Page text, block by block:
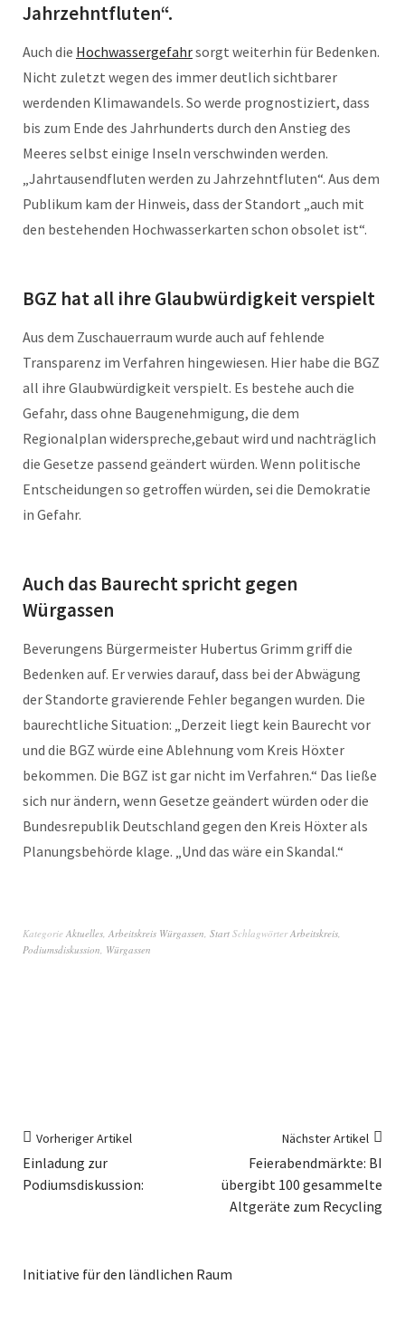
Jahrzehntfluten“.
Auch die Hochwassergefahrsorgt weiterhin für Bedenken.
Nicht zuletzt wegen des immer deutlich sichtbarer
werdenden Klimawandels. So werde prognostiziert, dass
bis zum Ende des Jahrhunderts durch den Anstieg des
Meeres selbst einige Inseln verschwinden werden.
„Jahrtausendfluten werden zu Jahrzehntfluten“. Aus dem
Publikum kam der Hinweis, dass der Standort „auch mit
den bestehenden Hochwasserkarten schon obsolet ist“.
BGZ hat all ihre Glaubwürdigkeit verspielt
Aus dem Zuschauerraum wurde auch auf fehlende
Transparenz im Verfahren hingewiesen. Hier habe die BGZ
all ihre Glaubwürdigkeit verspielt. Es bestehe auch die
Gefahr, dass ohne Baugenehmigung, die dem
Regionalplan widerspreche,gebaut wird und nachträglich
die Gesetze passend geändert würden. Wenn politische
Entscheidungen so getroffen würden, sei die Demokratie
in Gefahr.
Auch das Baurecht spricht gegen
Würgassen
Beverungens Bürgermeister Hubertus Grimm griff die
Bedenken auf. Er verwies darauf, dass bei der Abwägung
der Standorte gravierende Fehler begangen wurden. Die
baurechtliche Situation: „Derzeit liegt kein Baurecht vor
und die BGZ würde eine Ablehnung vom Kreis Höxter
bekommen. Die BGZ ist gar nicht im Verfahren.“ Das ließe
sich nur ändern, wenn Gesetze geändert würden oder die
Bundesrepublik Deutschland gegen den Kreis Höxter als
Planungsbehörde klage. „Und das wäre ein Skandal.“
Kategorie Aktuelles, Arbeitskreis Würgassen, Start SchlagwörterArbeitskreis,
Podiumsdiskussion, Würgassen
Vorheriger Artikel
Einladung zur
Podiumsdiskussion:
Nächster Artikel
Feierabendmärkte: BI
übergibt 100 gesammelte
Altgeräte zum Recycling
Initiative für den ländlichen Raum